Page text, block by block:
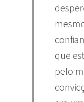
que
pelo